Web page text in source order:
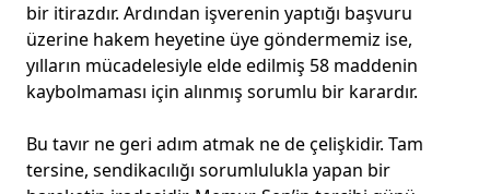
bir itirazdır. Ardından işverenin yaptığı başvuru
üzerine hakem heyetine üye göndermemiz ise,
yılların mücadelesiyle elde edilmiş 58 maddenin
kaybolmaması için alınmış sorumlu bir karardır.
Bu tavır ne geri adım atmak ne de çelişkidir. Tam
tersine, sendikacılığı sorumlulukla yapan bir